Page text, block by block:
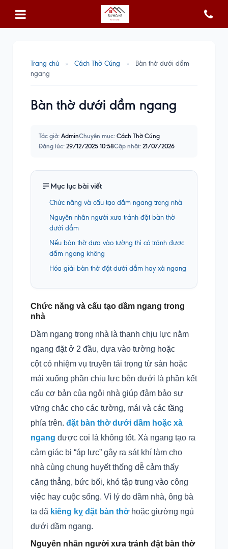
Trang chủ » Cách Thờ Cúng »
Bàn thờ dưới dầm
ngang
Bàn thờ dưới dầm ngang
Tác giả: AdminChuyên mục: Cách Thờ Cúng
Đăng lúc: 29/12/2025 10:58Cập nhật: 21/07/2026
Mục lục bài viết
Chức năng và cấu tạo dầm ngang trong nhà
Nguyên nhân người xưa tránh đặt bàn thờ
dưới dầm
Nếu bàn thờ dựa vào tường thì có tránh được
dầm ngang không
Hóa giải bàn thờ đặt dưới dầm hay xà ngang
Chức năng và cấu tạo dầm ngang trong
nhà
Dầm ngang trong nhà là thanh chịu lực nằm
ngang đặt ở 2 đầu, dựa vào tường hoặc
cột có nhiệm vụ truyền tải trọng từ sàn hoặc
mái xuống phần chịu lực bên dưới là phần kết
cấu cơ bản của ngôi nhà giúp đảm bảo sự
vững chắc cho các tường, mái và các tầng
phía trên. đặt bàn thờ dưới dầm hoặc xà
ngang được coi là không tốt. Xà ngang tạo ra
cảm giác bị “áp lực” gây ra sát khí làm cho
nhà cùng chung huyết thống dễ cảm thấy
căng thẳng, bức bối, khó tập trung vào công
việc hay cuộc sống. Vì lý do dầm nhà, ông bà
ta đã kiêng kỵ đặt bàn thờhoặc giường ngủ
dưới dầm ngang.
Nguyên nhân người xưa tránh đặt bàn thờ